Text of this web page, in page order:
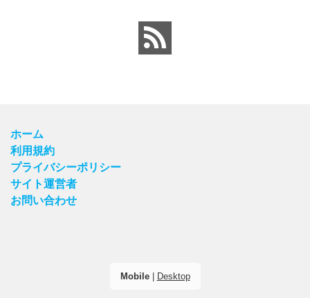
ホーム
利用規約
プライバシーポリシー
サイト運営者
お問い合わせ
Mobile| Desktop